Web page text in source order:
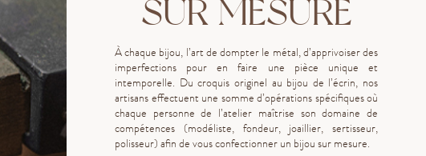
SUR MESURE
À chaque bijou, l’art de dompter le métal, d’apprivoiser des
imperfections pour en faire une pièce unique et
intemporelle. Du croquis originel au bijou de l’écrin, nos
artisans effectuent une somme d’opérations spécifiques où
chaque personne de l’atelier maîtrise son domaine de
compétences (modéliste, fondeur, joaillier, sertisseur,
polisseur)afin de vous confectionner un bijou sur mesure.